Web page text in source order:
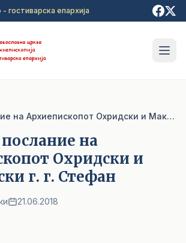
содржинаепархија
Божикно послание на Архиепископот Охридски и Македонски г. г. Стефан
на
Охридски и
г. г. Стефан
21.06.2018